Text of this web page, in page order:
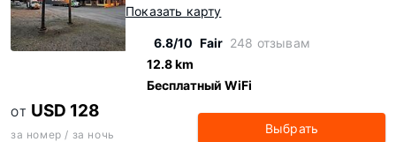
Показать карту
6.8/10 Fair 248 отзывам
12.8 km
Бесплатный WiFi
ОТ USD 128
за номер / за ночь Выбрать